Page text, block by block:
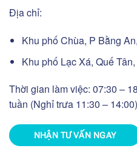
Địa chỉ:
Khu phố Chùa, P Bằng
Khu phố Lạc Xá, Quế
Thời gian làm việc: 07:30 –
tuần (Nghỉ trưa 11:30 – 14:00)
NHẬN TƯ VẤN NGAY